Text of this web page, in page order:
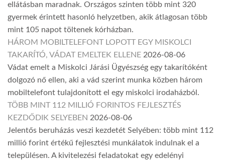
ellátásban maradnak. Országos szinten több mint 320
gyermek érintett hasonló helyzetben, akik átlagosan több
mint 105 napot töltenek kórházban.
HÁROM MOBILTELEFONT LOPOTT EGY MISKOLCI
TAKARÍTÓ, VÁDAT EMELTEK ELLENE 2026-08-06
Vádat emelt a Miskolci Járási Ügyészség egy takarítóként
dolgozó nő ellen, aki a vád szerint munka közben három
mobiltelefont tulajdonított el egy miskolci irodaházból.
TÖBB MINT 112 MILLIÓ FORINTOS FEJLESZTÉS
KEZDŐDIK SELYEBEN 2026-08-06
Jelentős beruházás veszi kezdetét Selyében: több mint 112
millió forint értékű fejlesztési munkálatok indulnak el a
településen. A kivitelezési feladatokat egy edelényi